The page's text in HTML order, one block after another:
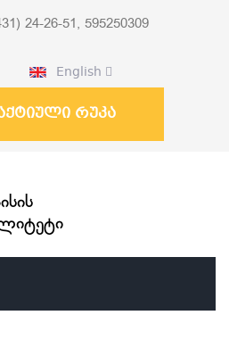
24-26-51, 595250309
English
რუკა